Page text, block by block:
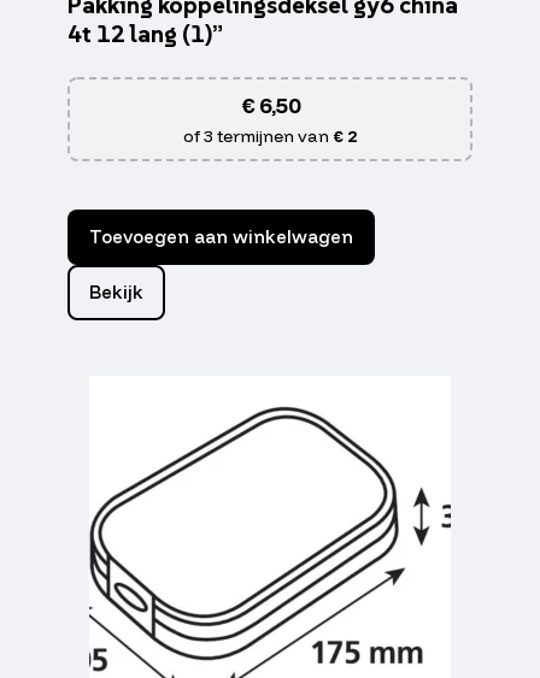
4t 12 lang (1)”
€6,50
of 3 termijnen van € 2
Toevoegen aan winkelwagen
Bekijk